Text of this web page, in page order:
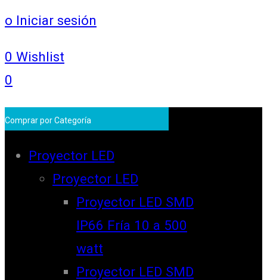
o Iniciar sesión
0 Wishlist
0
Comprar por Categoría
Proyector LED
Proyector LED
Proyector LED SMD
IP66 Fría 10 a 500
watt
Proyector LED SMD